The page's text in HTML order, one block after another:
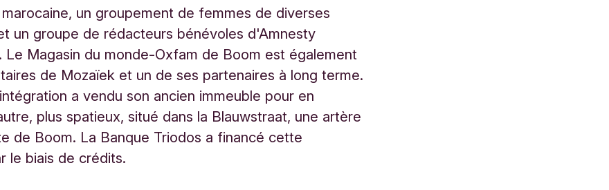
un groupement de femmes de diverses
un groupe de rédacteurs bénévoles d'Amnesty
Le Magasin du monde-Oxfam de Boom est également
de Mozaïek et un de ses partenaires à long terme.
a vendu son ancien immeuble pour en
plus spatieux, situé dans la Blauwstraat, une artère
de Boom. La Banque Triodos a financé cette
le biais de crédits.